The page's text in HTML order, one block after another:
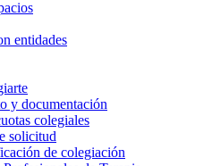
entidades
y documentación
colegiales
solicitud
de colegiación